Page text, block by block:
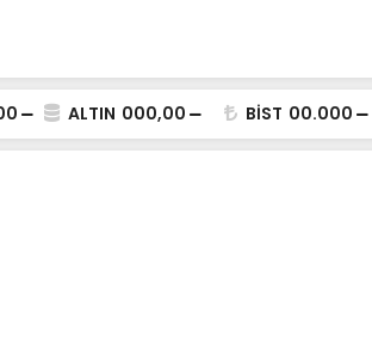
ALTIN 000,00 BİST 00.000